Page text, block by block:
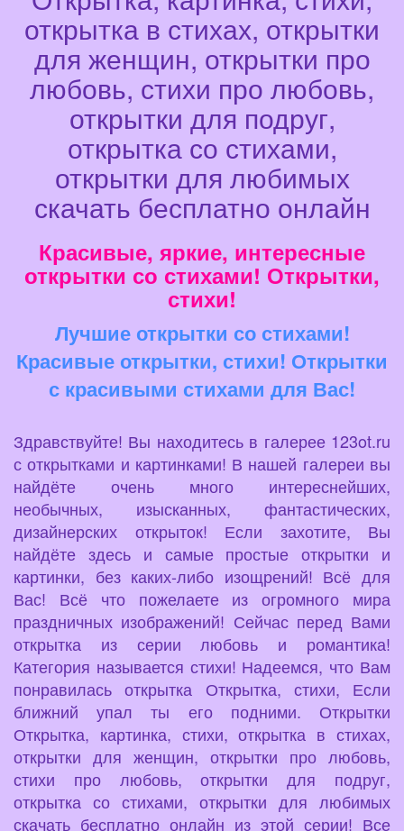
открытка в стихах, открытки
для женщин, открытки про
любовь, стихи про любовь,
открытки для подруг,
открытка со стихами,
открытки для любимых
скачать бесплатно онлайн
Красивые, яркие, интересные
открытки со стихами! Открытки,
стихи!
Лучшие открытки со стихами!
Красивые открытки, стихи! Открытки
с красивыми стихами для Вас!
Здравствуйте! Вы находитесь в галерее 123ot.ru
с открытками и картинками! В нашей галереи вы
найдёте очень много интереснейших,
необычных, изысканных, фантастических,
дизайнерских открыток! Если захотите, Вы
найдёте здесь и самые простые открытки и
картинки, без каких-либо изощрений! Всё для
Вас! Всё что пожелаете из огромного мира
праздничных изображений! Сейчас перед Вами
открытка из серии любовь и романтика!
Категория называется стихи! Надеемся, что Вам
понравилась открытка Открытка, стихи, Если
ближний упал ты его подними. Открытки
Открытка, картинка, стихи, открытка в стихах,
открытки для женщин, открытки про любовь,
стихи про любовь, открытки для подруг,
открытка со стихами, открытки для любимых
скачать бесплатно онлайн из этой серии! Все